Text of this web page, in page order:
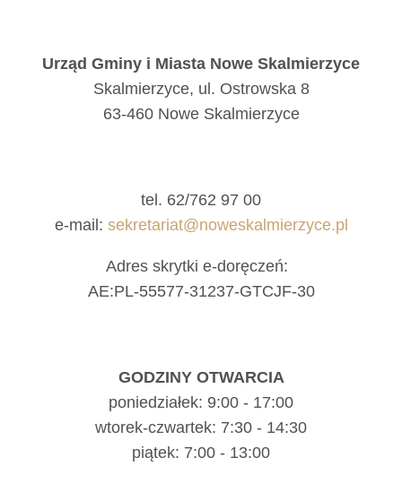
Urząd Gminy i Miasta Nowe Skalmierzyce
Skalmierzyce, ul. Ostrowska 8
63-460 Nowe Skalmierzyce
tel. 62/762 97 00
e-mail: sekretariat@noweskalmierzyce.pl
Adres skrytki e-doręczeń:
AE:PL-55577-31237-GTCJF-30
GODZINY OTWARCIA
poniedziałek: 9:00 - 17:00
wtorek-czwartek: 7:30 - 14:30
piątek: 7:00 - 13:00